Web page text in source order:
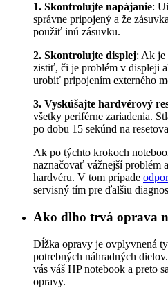
1. Skontrolujte napájanie:
správne pripojený a že
použiť inú zásuvku.
2. Skontrolujte displej: Ak je
zistiť, či je problém v displeji
urobiť pripojením externého
3. Vyskúšajte hardvérový
všetky periférne zariadenia.
po dobu 15 sekúnd na
Ak po týchto krokoch
naznačovať vážnejší problém
hardvéru. V tom prípade
servisný tím pre ďalšiu
Ako dlho trvá oprava
Dĺžka opravy je ovplyvnená
potrebných náhradných
vás váš HP notebook a preto
opravy.